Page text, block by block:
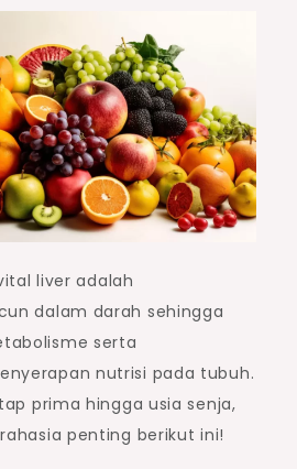
liver adalah
dalam darah sehingga
serta
nutrisi pada tubuh.
prima hingga usia senja,
penting berikut ini!